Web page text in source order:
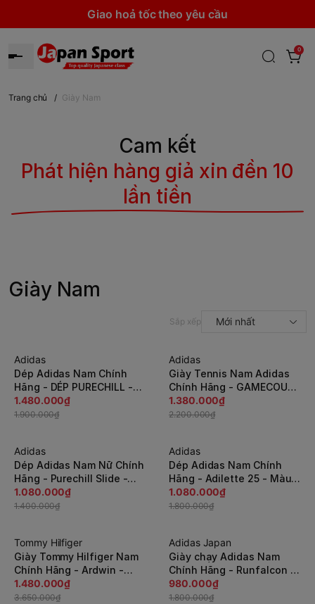
Giao hoả tốc theo yêu cầu
0
Trang chủ / Giày Nam
Cam kết
Phát hiện hàng giả xin đền 10
lần tiền
Giày Nam
Sắp xếp Mới nhất
-23%
Adidas
Dép Adidas Nam Chính
Hãng - DÉP PURECHILL -
Màu xanh | JapanSport
KH6421
1.480.000₫
1.900.000₫
-38%
Adidas
Giày Tennis Nam Adidas
Chính Hãng - GAMECOURT
2 - Màu xanh |
JapanSport KI0784
1.380.000₫
2.200.000₫
-23%
Adidas
Dép Adidas Nam Nữ Chính
Hãng - Purechill Slide -
Màu ghi | JapanSport
KI0059
1.080.000₫
1.400.000₫
-40%
Adidas
Dép Adidas Nam Chính
Hãng - Adilette 25 - Màu
xanh | JapanSport JR3615
1.080.000₫
1.800.000₫
-60%
Tommy Hilfiger
Giày Tommy Hilfiger Nam
Chính Hãng - Ardwin -
Màu nâu | JapanSport tm-
ardwin
1.480.000₫
3.650.000₫
-46%
Adidas Japan
Giày chạy Adidas Nam
Chính Hãng - Runfalcon 5
- Black/White |
JapanSport - JR5089
980.000₫
1.800.000₫